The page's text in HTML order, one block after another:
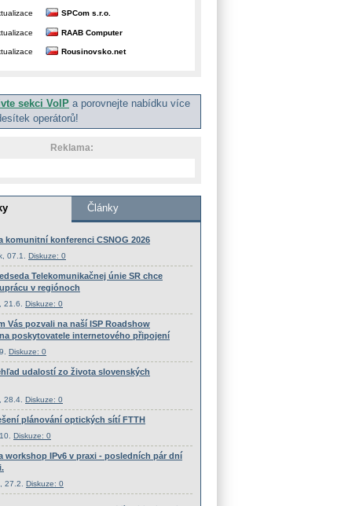
SPCom s.r.o.
RAAB Computer
Rousinovsko.net
sekci VoIP a porovnejte nabídku více
operátorů!
Reklama: